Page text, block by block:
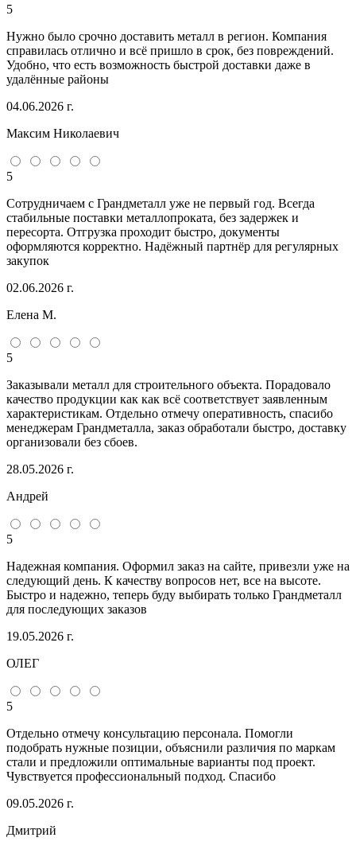
5
Нужно было срочно доставить металл в регион. Компания
справилась отлично и всё пришло в срок, без повреждений.
Удобно, что есть возможность быстрой доставки даже в
удалённые районы
04.06.2026 г.
Максим Николаевич
5
Сотрудничаем с Грандметалл уже не первый год. Всегда
стабильные поставки металлопроката, без задержек и
пересорта. Отгрузка проходит быстро, документы
оформляются корректно. Надёжный партнёр для регулярных
закупок
02.06.2026 г.
Елена М.
5
Заказывали металл для строительного объекта. Порадовало
качество продукции как как всё соответствует заявленным
характеристикам. Отдельно отмечу оперативность, спасибо
менеджерам Грандметалла, заказ обработали быстро, доставку
организовали без сбоев.
28.05.2026 г.
Андрей
5
Надежная компания. Оформил заказ на сайте, привезли уже на
следующий день. К качеству вопросов нет, все на высоте.
Быстро и надежно, теперь буду выбирать только Грандметалл
для последующих заказов
19.05.2026 г.
ОЛЕГ
5
Отдельно отмечу консультацию персонала. Помогли
подобрать нужные позиции, объяснили различия по маркам
стали и предложили оптимальные варианты под проект.
Чувствуется профессиональный подход. Спасибо
09.05.2026 г.
Дмитрий